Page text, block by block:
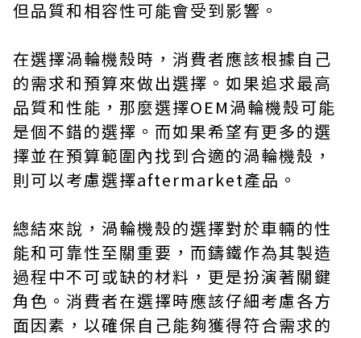
但品質和相容性可能會受到影響。
在選擇渦輪機殼時，消費者應該根據自己
的需求和預算來做出選擇。如果追求最高
品質和性能，那麼選擇OEM渦輪機殼可能
是個不錯的選擇。而如果希望有更多的選
擇並在預算範圍內找到合適的渦輪機殼，
則可以考慮選擇aftermarket產品。
總結來說，渦輪機殼的選擇對於車輛的性
能和可靠性至關重要，而鑄鐵作為其製造
過程中不可或缺的材料，更是扮演著關鍵
角色。消費者在選擇時應該仔細考慮各方
面因素，以確保自己能夠獲得符合需求的